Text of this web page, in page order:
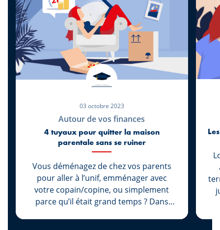
03 octobre 2023
Autour de vos finances
4 tuyaux pour quitter la maison
parentale sans se ruiner
Vous déménagez de chez vos parents
pour aller à l’unif, emménager avec
votre copain/copine, ou simplement
parce qu’il était grand temps ? Dans
juin.